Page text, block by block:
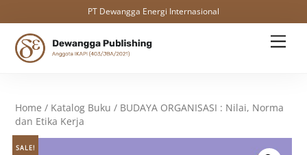
PT Dewangga Energi Internasional
content
Home / Katalog Buku / BUDAYA ORGANISASI : Nilai, Norma
dan Etika Kerja
SALE!